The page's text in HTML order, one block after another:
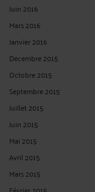
Juin 2016
Mars 2016
Janvier 2016
Décembre 2015
Octobre 2015
Septembre 2015
Juillet 2015
Juin 2015
Mai 2015
Avril 2015
Mars 2015